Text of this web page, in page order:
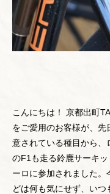
こんにちは！ 京都出町
をご愛用のお客様が、先
意されている種目から、
のF1も走る鈴鹿サーキ
ーロに参加されました
どは何も気にせず、い